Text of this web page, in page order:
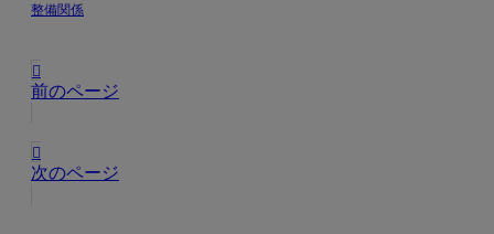
整備関係
前のページ
次のページ